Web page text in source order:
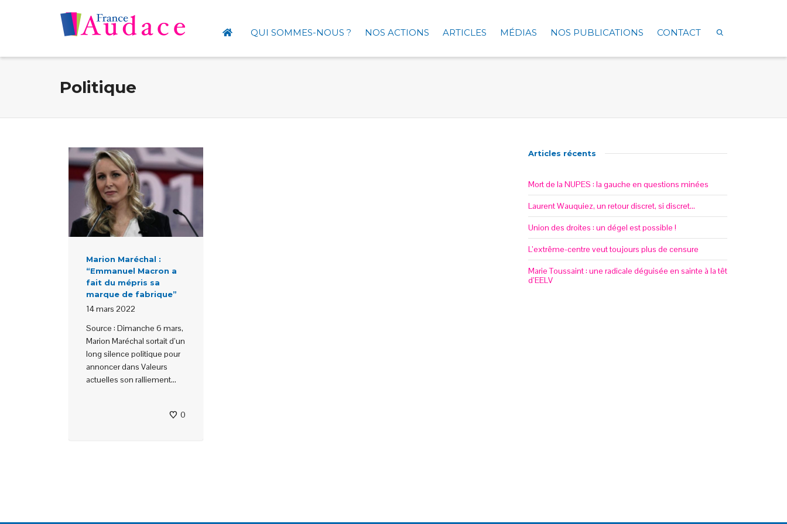
QUI SOMMES-NOUS ? NOS ACTIONS ARTICLES MÉDIAS NOS PUBLICATIONS CONTACT
Politique
Marion Maréchal :
“Emmanuel Macron a
fait du mépris sa
marque de fabrique”
14 mars 2022
Source : Dimanche 6 mars,
Marion Maréchal sortait d’un
long silence politique pour
annoncer dans Valeurs
actuelles son ralliement...
0
Articles récents
Mort de la NUPES : la gauche en questions minées
Laurent Wauquiez, un retour discret, si discret…
Union des droites : un dégel est possible !
L’extrême-centre veut toujours plus de censure
Marie Toussaint : une radicale déguisée en sainte à la tête
d’EELV